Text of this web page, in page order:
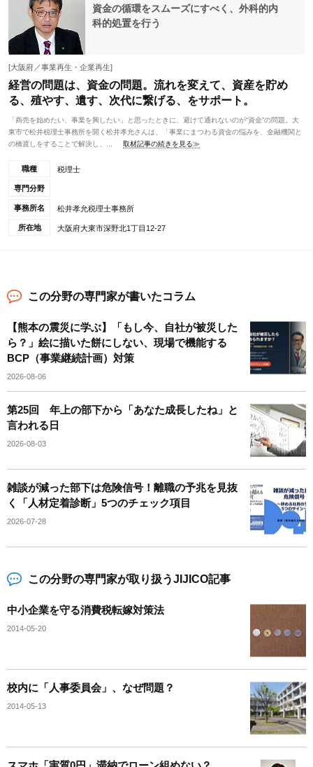
資金の循環をスムーズにすべく、外科的内
科的処置を行う
[大阪府／事業再生・企業再生]
経営の問題は、資金の問題。流れを変えて、資産を貯め
る、殖やす、遺す、次代に繋げる、をサポート。
「商売を始めたい、事業を興したい」と思ったときに、避けて通れないのが“資金”の問題。大
東市で松井税理士事務所を開く松井孝允さんは、「事業にまつわる資金の悩みを、金融機関と
の橋渡しをすることで解決し、...
取材記事の続きを見る≫
職種 税理士
専門分野
事務所名 松井孝允税理士事務所
所在地 大阪府大東市深野北1丁目12-27
この分野の専門家が書いたコラム
【熊本の震災に学ぶ】「もし今、自社が被災した
ら？」絵に描いた餅にしない、現場で機能する
BCP（事業継続計画）対策
2026-08-06
第25回 年上の部下から「あなた成長したね」と
言われる日
2026-08-03
雑談が減った部下は危険信号！離職の予兆を見抜
く「人材定着診断」5つのチェック項目
2026-07-28
この分野の専門家が取り扱うJIJICO記事
中小企業を守る消費税転嫁対策法
2014-05-20
校内に「人事委員会」、なぜ問題？
2014-05-13